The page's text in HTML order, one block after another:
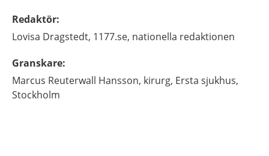
Redaktör:
Lovisa Dragstedt, 1177.se, nationella redaktionen
Granskare:
Marcus Reuterwall Hansson, kirurg, Ersta sjukhus,
Stockholm